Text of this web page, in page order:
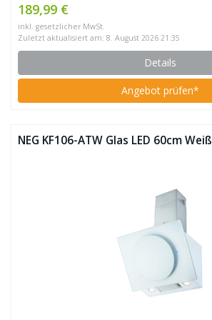
189,99 €
inkl. gesetzlicher MwSt.
Zuletzt aktualisiert am: 8. August 2026 21:35
Details
Angebot prüfen*
NEG KF106-ATW Glas LED 60cm Weiß